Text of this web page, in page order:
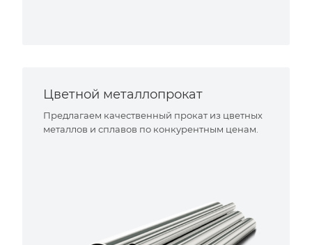
Цветной металлопрокат
Предлагаем качественный прокат из цветных
металлов и сплавов по конкурентным ценам.